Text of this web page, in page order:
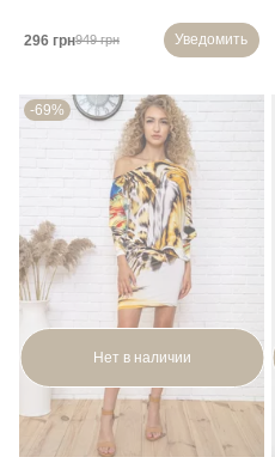
296 грн949 грн Уведомить
-69%
Нет в наличии